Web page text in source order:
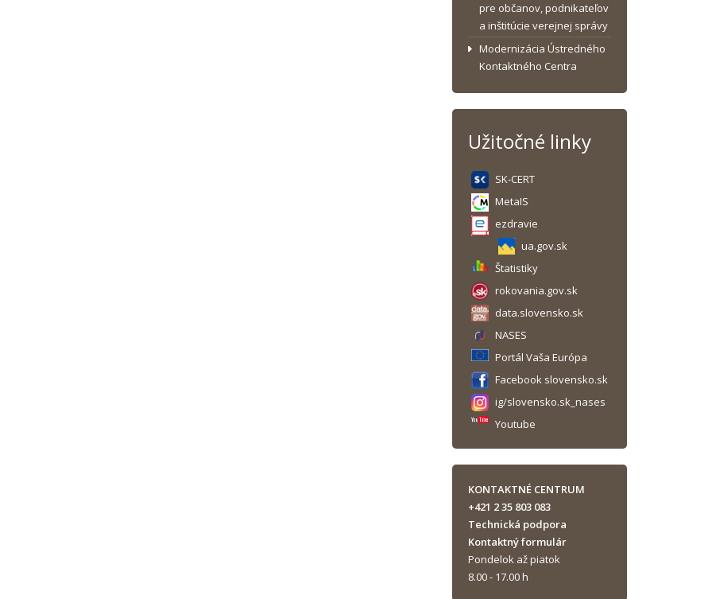
pre občanov, podnikateľov
a inštitúcie verejnej správy
Modernizácia Ústredného
Kontaktného Centra
Užitočné linky
SK-CERT
MetaIS
ezdravie
ua.gov.sk
Štatistiky
rokovania.gov.sk
data.slovensko.sk
NASES
Portál Vaša Európa
Facebook slovensko.sk
ig/slovensko.sk_nases
Youtube
KONTAKTNÉ CENTRUM
+421 2 35 803 083
Technická podpora
Kontaktný formulár
Pondelok až piatok
8.00 - 17.00 h